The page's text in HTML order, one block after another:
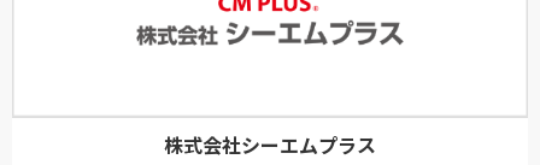
株式会社シーエムプラス